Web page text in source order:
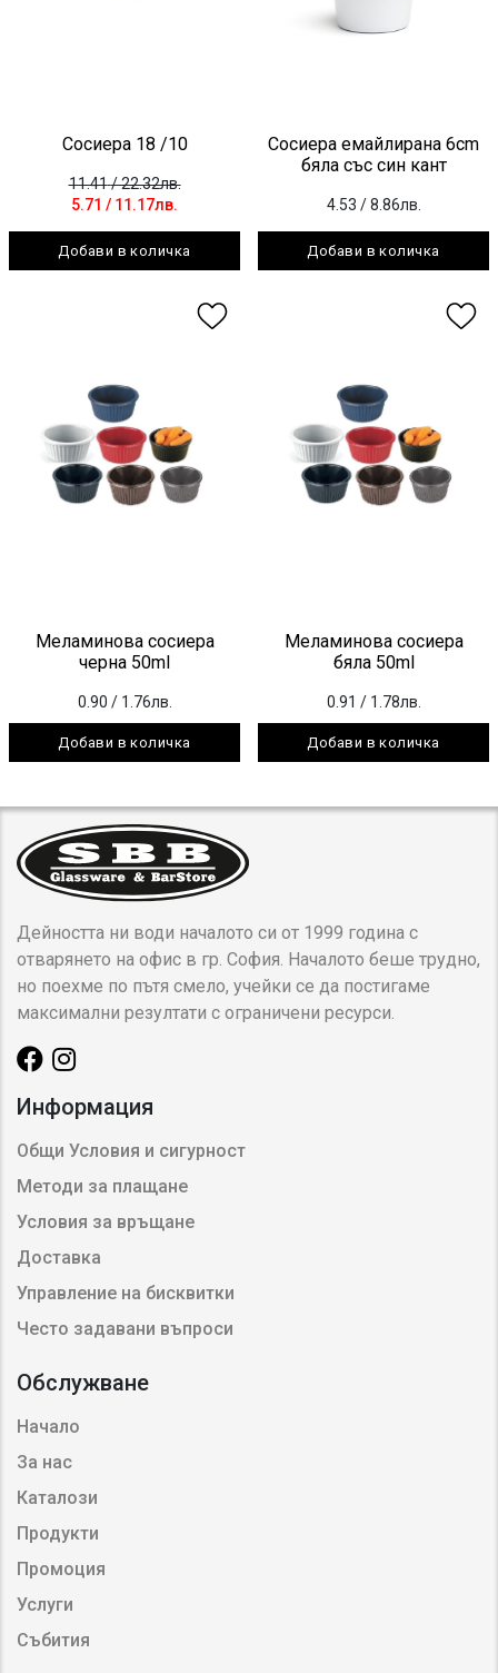
Сосиера 18 /10
11.41/ 22.32лв.
5.71 / 11.17лв.
Добави в количка
Сосиера емайлирана 6cm
бяла със син кант
4.53 / 8.86лв.
Добави в количка
Меламинова сосиера
черна 50ml
0.90 / 1.76лв.
Добави в количка
Меламинова сосиера
бяла 50ml
0.91 / 1.78лв.
Добави в количка
Дейността ни води началото си от 1999 година с
отварянето на офис в гр. София. Началото беше трудно,
но поехме по пътя смело, учейки се да постигаме
максимални резултати с ограничени ресурси.
Информация
Общи Условия и сигурност
Методи за плащане
Условия за връщане
Доставка
Управление на бисквитки
Често задавани въпроси
Обслужване
Начало
За нас
Каталози
Продукти
Промоция
Услуги
Събития